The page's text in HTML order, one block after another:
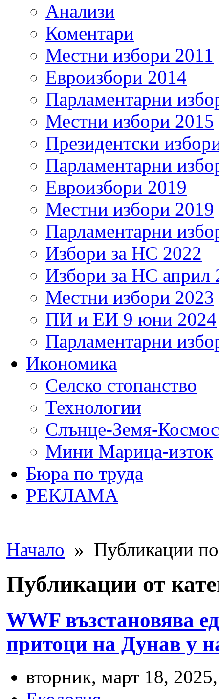
Анализи
Коментари
Местни избори 2011
Евроизбори 2014
Парламентарни
Местни избори 2015
Президентски
Парламентарни
Евроизбори 2019
Местни избори 2019
Парламентарни
Избори за НС 2022
Избори за НС април
Местни избори 2023
ПИ и ЕИ 9 юни 2024
Парламентарни
Икономика
Селско стопанство
Технологии
Слънце-Земя-Космос
Мини Марица-изток
Бюра по труда
РЕКЛАМА
Начало » Публикации по
Публикации от
WWF възстановява
притоци на Дунав у
вторник, март 18,